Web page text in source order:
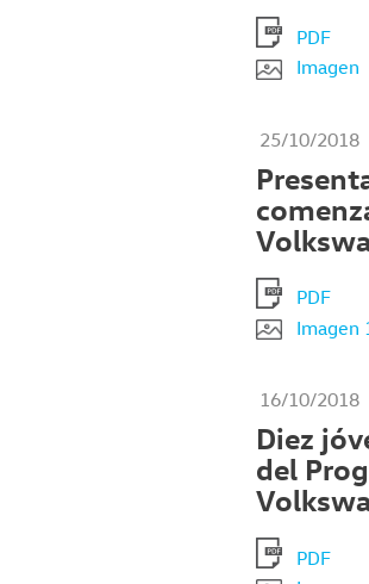
PDF
Imagen
25/10/2018
PDF
Imagen
16/10/2018
Diez
del
PDF